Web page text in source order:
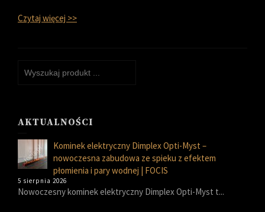
Czytaj więcej >>
AKTUALNOŚCI
Kominek elektryczny Dimplex Opti-Myst –
nowoczesna zabudowa ze spieku z efektem
płomienia i pary wodnej | FOCIS
5 sierpnia 2026
Nowoczesny kominek elektryczny Dimplex Opti-Myst t...